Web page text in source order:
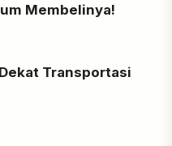
Membelinya!
Transportasi